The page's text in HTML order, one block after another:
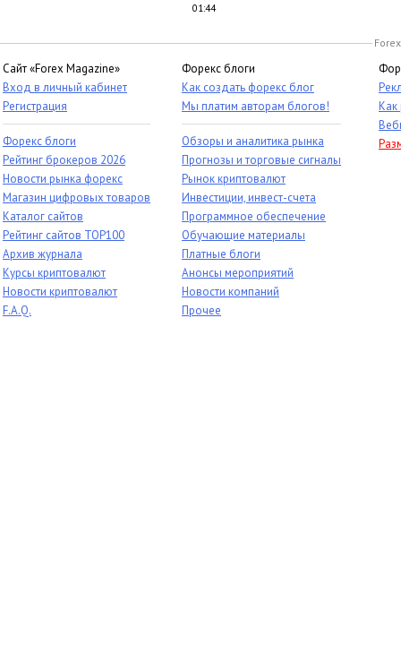
01:44
Сайт «Forex Magazine»
Вход в личный кабинет
Регистрация
Форекс блоги
Рейтинг брокеров 2026
Новости рынка форекс
Магазин цифровых товаров
Каталог сайтов
Рейтинг сайтов TOP100
Архив журнала
Курсы криптовалют
Новости криптовалют
F.A.Q.
Форекс блоги
Как создать форекс блог
Мы платим авторам блогов!
Обзоры и аналитика рынка
Прогнозы и торговые сигналы
Рынок криптовалют
Инвестиции, инвест-счета
Программное обеспечение
Обучающие материалы
Платные блоги
Анонсы мероприятий
Новости компаний
Прочее
Как